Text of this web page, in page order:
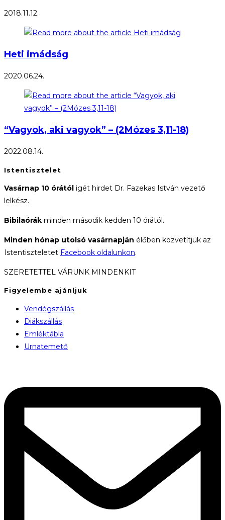
2018.11.12.
Heti imádság
2020.06.24.
“Vagyok, aki vagyok” – (2Mózes 3,11-18)
2022.08.14.
Istentisztelet
Vasárnap 10 órától igét hirdet Dr. Fazekas István vezető
lelkész.
Bibilaórák minden második kedden 10 órától.
Minden hónap utolsó vasárnapján élőben közvetítjük az
Istentiszteletet Facebook oldalunkon.
SZERETETTEL VÁRUNK MINDENKIT
Figyelembe ajánljuk
Vendégszállás
Diákszállás
Emléktábla
Urnatemető